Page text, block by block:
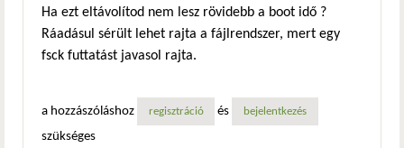
Ha ezt eltávolítod nem lesz rövidebb a boot idő ?
Ráadásul sérült lehet rajta a fájlrendszer, mert egy
fsck futtatást javasol rajta.
a hozzászóláshoz regisztráció és bejelentkezés
szükséges